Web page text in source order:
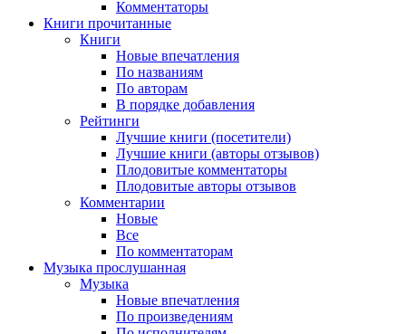
Комментаторы
Книги прочитанные
Книги
Новые впечатления
По названиям
По авторам
В порядке добавления
Рейтинги
Лучшие книги (посетители)
Лучшие книги (авторы отзывов)
Плодовитые комментаторы
Плодовитые авторы отзывов
Комментарии
Новые
Все
По комментаторам
Музыка прослушанная
Музыка
Новые впечатления
По произведениям